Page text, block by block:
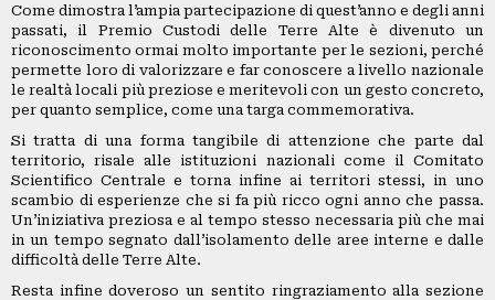
Come dimostra l’ampia partecipazione di quest’anno e degli anni
passati, il Premio Custodi delle Terre Alte è divenuto un
riconoscimento ormai molto importante per le sezioni, perché
permette loro di valorizzare e far conoscere a livello nazionale
le realtà locali più preziose e meritevoli con un gesto concreto,
per quanto semplice, come una targa commemorativa.
Si tratta di una forma tangibile di attenzione che parte dal
territorio, risale alle istituzioni nazionali come il Comitato
Scientifico Centrale e torna infine ai territori stessi, in uno
scambio di esperienze che si fa più ricco ogni anno che passa.
Un’iniziativa preziosa e al tempo stesso necessaria più che mai
in un tempo segnato dall’isolamento delle aree interne e dalle
difficoltà delle Terre Alte.
Resta infine doveroso un sentito ringraziamento alla sezione